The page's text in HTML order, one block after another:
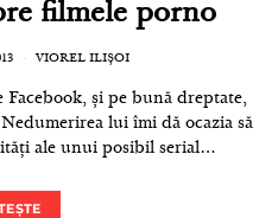
filmele porno
VIOREL ILIȘOI
și pe bună dreptate,
lui îmi dă ocazia să
ale unui posibil serial…